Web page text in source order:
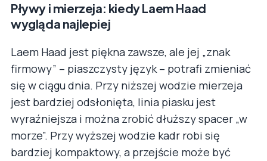
Pływy i mierzeja: kiedy Laem Haad
wygląda najlepiej
Laem Haad jest piękna zawsze, ale jej „znak
firmowy” – piaszczysty język – potrafi zmieniać
się w ciągu dnia. Przy niższej wodzie mierzeja
jest bardziej odsłonięta, linia piasku jest
wyraźniejsza i można zrobić dłuższy spacer „w
morze”. Przy wyższej wodzie kadr robi się
bardziej kompaktowy, a przejście może być